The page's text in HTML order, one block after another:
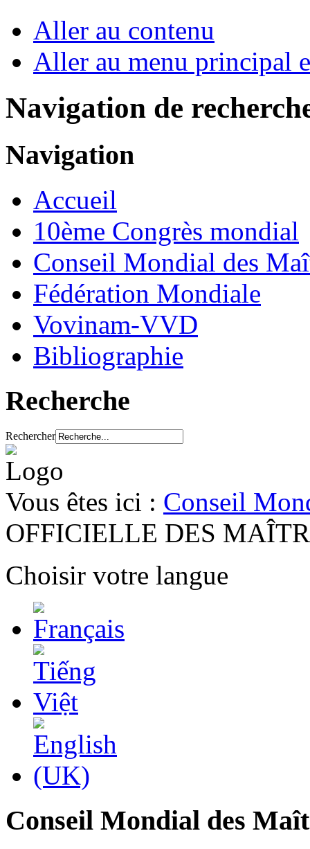
Aller au contenu
Aller au menu principal
Navigation de
Navigation
Accueil
10ème Congrès mondial
Conseil Mondial des
Fédération Mondiale
Vovinam-VVD
Bibliographie
Recherche
Rechercher
Vous êtes ici : Conseil
OFFICIELLE DES
Choisir votre langue
Conseil Mondial des